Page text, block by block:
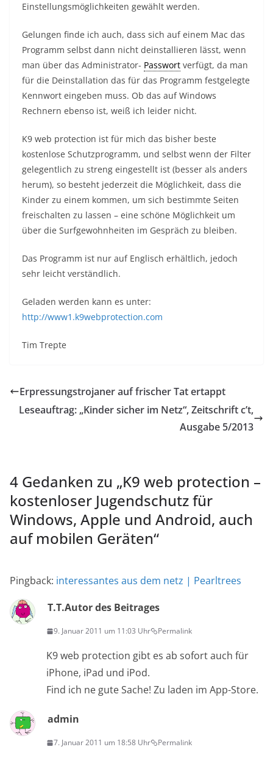
Einstellungsmöglichkeiten gewählt werden.
Gelungen finde ich auch, dass sich auf einem Mac das
Programm selbst dann nicht deinstallieren lässt, wenn
man über das Administrator- Passwort verfügt, da man
für die Deinstallation das für das Programm festgelegte
Kennwort eingeben muss. Ob das auf Windows
Rechnern ebenso ist, weiß ich leider nicht.
K9 web protection ist für mich das bisher beste
kostenlose Schutzprogramm, und selbst wenn der Filter
gelegentlich zu streng eingestellt ist (besser als anders
herum), so besteht jederzeit die Möglichkeit, dass die
Kinder zu einem kommen, um sich bestimmte Seiten
freischalten zu lassen – eine schöne Möglichkeit um
über die Surfgewohnheiten im Gespräch zu bleiben.
Das Programm ist nur auf Englisch erhältlich, jedoch
sehr leicht verständlich.
Geladen werden kann es unter:
http://www1.k9webprotection.com
Tim Trepte
Erpressungstrojaner auf frischer Tat ertappt
Leseauftrag: „Kinder sicher im Netz“, Zeitschrift c’t,
Ausgabe 5/2013
4 Gedanken zu „K9 web protection –
kostenloser Jugendschutz für
Windows, Apple und Android, auch
auf mobilen Geräten“
Pingback: interessantes aus dem netz | Pearltrees
T.T.Autor des Beitrages
9. Januar 2011 um 11:03 Uhr Permalink
K9 web protection gibt es ab sofort auch für
iPhone, iPad und iPod.
Find ich ne gute Sache! Zu laden im App-Store.
admin
7. Januar 2011 um 18:58 Uhr Permalink